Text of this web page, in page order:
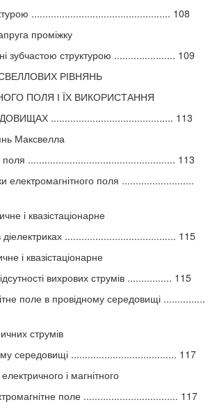
.................................................. 108
проміжку
зубчастою структурою ...................... 109
РІВНЯНЬ
ПОЛЯ І ЇХ ВИКОРИСТАННЯ
............................................ 113
Максвелла
поля ..................................................... 113
електромагнітного поля ..........................
і квазістаціонарне
........................................ 115
і квазістаціонарне
вихрових струмів ................ 115
поле в провідному середовищі ...............
струмів
середовищі ...................................... 117
і магнітного
поле .................................. 117